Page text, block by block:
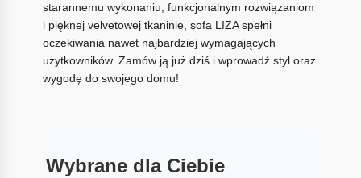
starannemu wykonaniu, funkcjonalnym rozwiązaniom
i pięknej velvetowej tkaninie, sofa LIZA spełni
oczekiwania nawet najbardziej wymagających
użytkowników. Zamów ją już dziś i wprowadź styl oraz
wygodę do swojego domu!
Wybrane dla Ciebie